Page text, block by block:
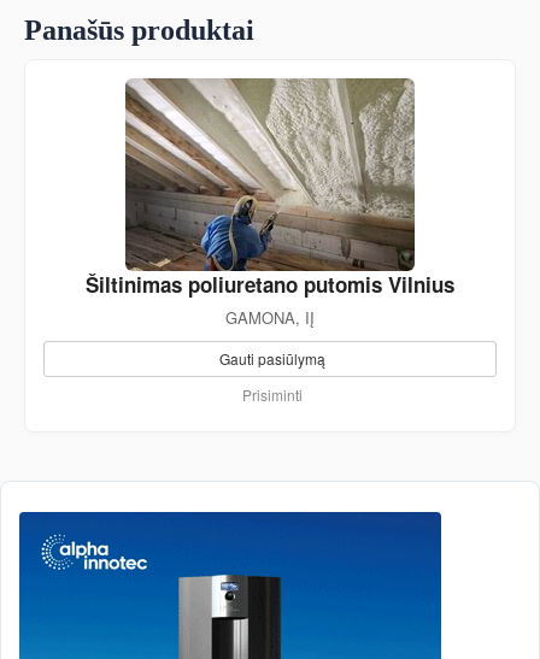
Panašūs produktai
Šiltinimas poliuretano putomis Vilnius
GAMONA, IĮ
Gauti pasiūlymą
Prisiminti